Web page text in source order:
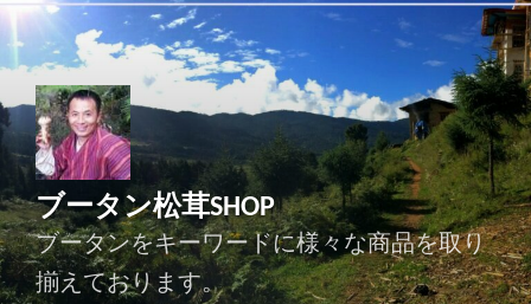
テ
ン
ツ
へ
キ
ッ
プ
ブータン松茸SHOP
ブータンをキーワードに様々な商品を取り
揃えております。